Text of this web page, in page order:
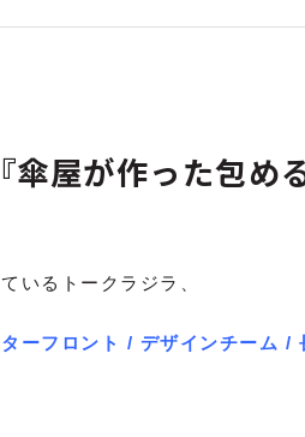
傘屋が作った包め
いるトークラジラ、
ーフロント / デザインチーム /